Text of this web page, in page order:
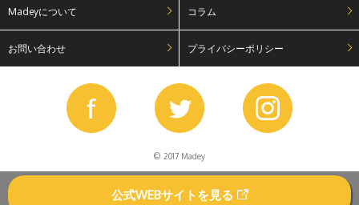
公式WEBサイトを見る
Madeyについて コラム
お問い合わせ プライバシーポリシー
© 2017 Madey